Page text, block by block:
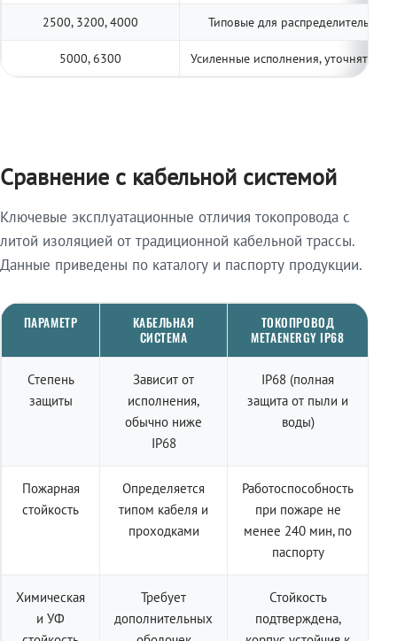
2500, 3200, 4000 Типовые для распределительных
5000, 6300 Усиленные исполнения, уточнять по
Сравнение с кабельной системой
Ключевые эксплуатационные отличия токопровода с
литой изоляцией от традиционной кабельной трассы.
Данные приведены по каталогу и паспорту продукции.
ПАРАМЕТР
КАБЕЛЬНАЯ
СИСТЕМА
ТОКОПРОВОД
METAENERGY IP68
Степень
защиты
Зависит от
исполнения,
обычно ниже
IP68
IP68 (полная
защита от пыли и
воды)
Пожарная
стойкость
Определяется
типом кабеля и
проходками
Работоспособность
при пожаре не
менее 240 мин, по
паспорту
Химическая
и УФ
Требует
дополнительных
Стойкость
подтверждена,